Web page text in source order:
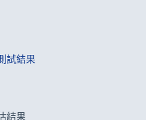
試結果
結果